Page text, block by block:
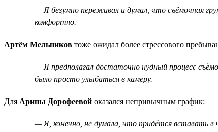
— Я безумно переживал и думал, что съёмочная
комфортно.
Артём Мельников тоже ожидал более стрессового
— Я предполагал достаточно нудный процесс
было просто улыбаться в камеру.
Для Арины Дорофеевой оказался непривычным график:
— Я, конечно, не думала, что придётся вставать